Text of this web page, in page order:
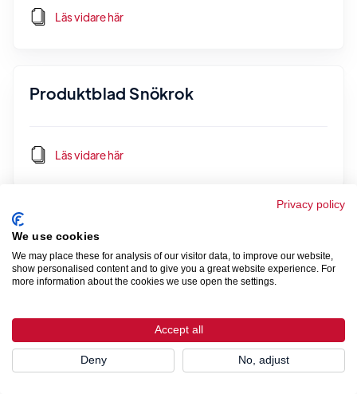
Läs vidare här
Produktblad Snökrok
Läs vidare här
Produktblad Glidskydd par för plåttak
Produktblad / Monteringsanvisning
Privacy policy
We use cookies
We may place these for analysis of our visitor data, to improve our website,
show personalised content and to give you a great website experience. For
more information about the cookies we use open the settings.
Accept all
Deny No, adjust